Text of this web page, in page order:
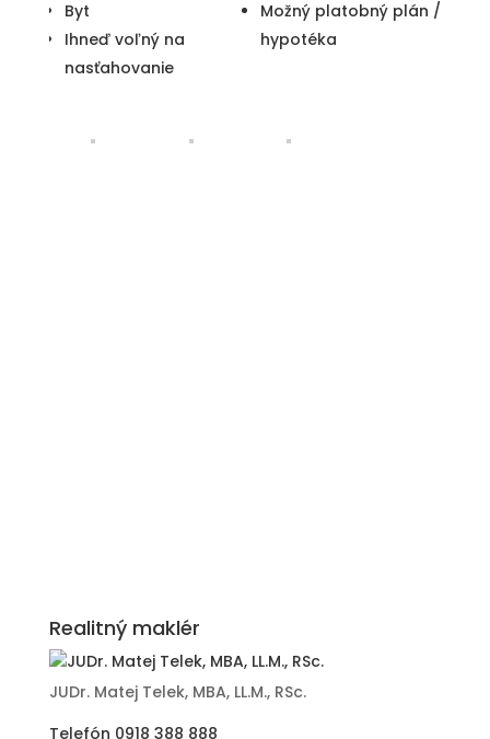
Byt
Ihneď voľný na
nasťahovanie
Možný platobný plán /
hypotéka
Realitný maklér
JUDr. Matej Telek, MBA, LL.M., RSc.
Telefón 0918 388 888